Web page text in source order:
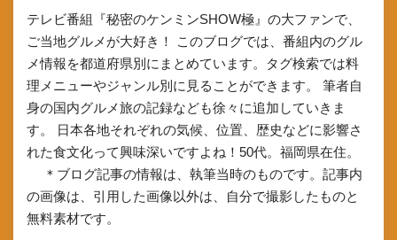
テレビ番組『秘密のケンミンSHOW極』の大ファンで、
ご当地グルメが大好き！ このブログでは、番組内のグル
メ情報を都道府県別にまとめています。タグ検索では料
理メニューやジャンル別に見ることができます。 筆者自
身の国内グルメ旅の記録なども徐々に追加していきま
す。 日本各地それぞれの気候、位置、歴史などに影響さ
れた食文化って興味深いですよね！50代。福岡県在住。
＊ブログ記事の情報は、執筆当時のものです。記事内
の画像は、引用した画像以外は、自分で撮影したものと
無料素材です。